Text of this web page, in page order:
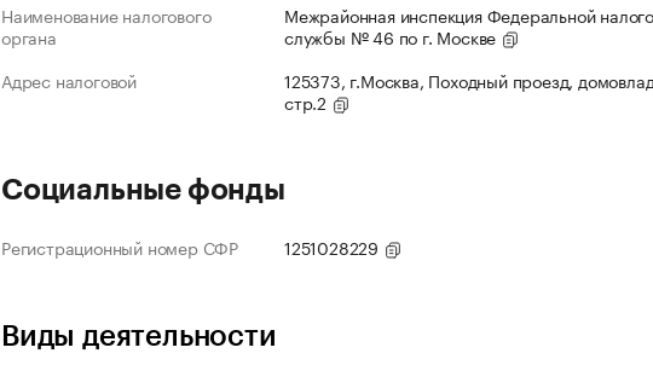
Наименование налогового
органа
Межрайонная инспекция Федеральной
службы № 46 по г. Москве
Адрес налоговой
125373, г.Москва, Походный проезд,
стр.2
Социальные фонды
Регистрационный номер СФР 1251028229
Виды деятельности